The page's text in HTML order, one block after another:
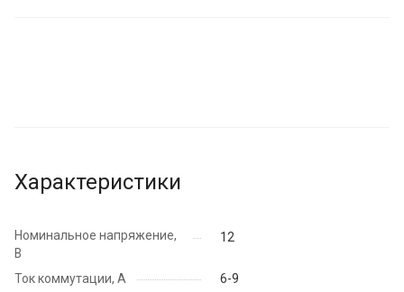
Характеристики
Номинальное напряжение,
В
12
Ток коммутации, А
6-9